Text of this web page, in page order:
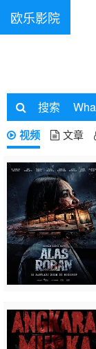
欧乐影院
搜索
视频 文章